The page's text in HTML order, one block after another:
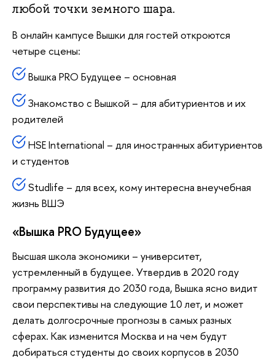
любой точки земного шара.
В онлайн кампусе Вышки для гостей откроются
четыре сцены:
Вышка PRO Будущее – основная
Знакомство с Вышкой – для абитуриентов и их
родителей
HSE International – для иностранных абитуриентов
и студентов
Studlife – для всех, кому интересна внеучебная
жизнь ВШЭ
«Вышка PRO Будущее»
Высшая школа экономики – университет,
устремленный в будущее. Утвердив в 2020 году
программу развития до 2030 года, Вышка ясно видит
свои перспективы на следующие 10 лет, и может
делать долгосрочные прогнозы в самых разных
сферах. Как изменится Москва и на чем будут
добираться студенты до своих корпусов в 2030